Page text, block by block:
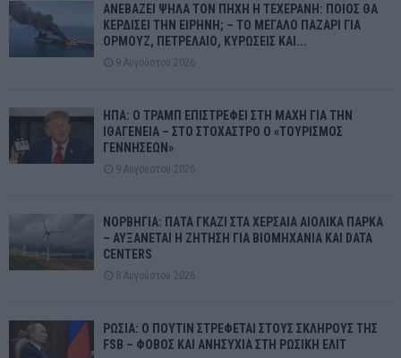
ΑΝΕΒΑΖΕΙ ΨΗΛΑ ΤΟΝ ΠΗΧΗ Η ΤΕΧΕΡΑΝΗ: ΠΟΙΟΣ ΘΑ
ΚΕΡΔΙΣΕΙ ΤΗΝ ΕΙΡΗΝΗ; – ΤΟ ΜΕΓΑΛΟ ΠΑΖΑΡΙ ΓΙΑ
ΟΡΜΟΥΖ, ΠΕΤΡΕΛΑΙΟ, ΚΥΡΩΣΕΙΣ ΚΑΙ...
9 Αυγούστου 2026
ΗΠΑ: Ο ΤΡΑΜΠ ΕΠΙΣΤΡΕΦΕΙ ΣΤΗ ΜΑΧΗ ΓΙΑ ΤΗΝ
ΙΘΑΓΕΝΕΙΑ – ΣΤΟ ΣΤΟΧΑΣΤΡΟ Ο «ΤΟΥΡΙΣΜΟΣ
ΓΕΝΝΗΣΕΩΝ»
9 Αυγούστου 2026
ΝΟΡΒΗΓΙΑ: ΠΑΤΑ ΓΚΑΖΙ ΣΤΑ ΧΕΡΣΑΙΑ ΑΙΟΛΙΚΑ ΠΑΡΚΑ
– ΑΥΞΑΝΕΤΑΙ Η ΖΗΤΗΣΗ ΓΙΑ ΒΙΟΜΗΧΑΝΙΑ ΚΑΙ DATA
CENTERS
8 Αυγούστου 2026
ΡΩΣΙΑ: Ο ΠΟΥΤΙΝ ΣΤΡΕΦΕΤΑΙ ΣΤΟΥΣ ΣΚΛΗΡΟΥΣ ΤΗΣ
FSB – ΦΟΒΟΣ ΚΑΙ ΑΝΗΣΥΧΙΑ ΣΤΗ ΡΩΣΙΚΗ ΕΛΙΤ